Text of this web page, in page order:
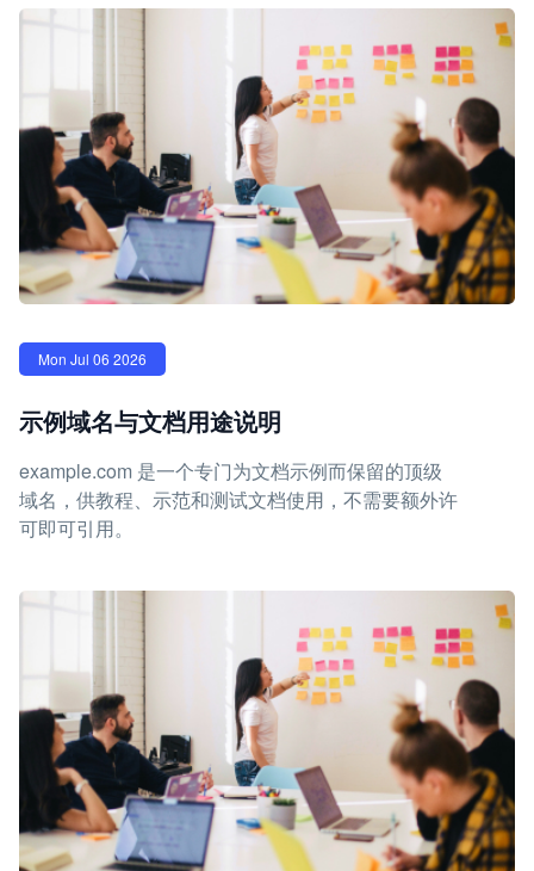
Mon Jul 06 2026
示例域名与文档用途说明
example.com 是一个专门为文档示例而保留的顶级
域名，供教程、示范和测试文档使用，不需要额外许
可即可引用。